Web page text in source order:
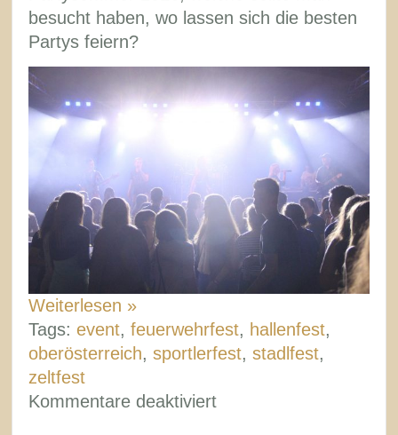
besucht haben, wo lassen sich die besten
Partys feiern?
Weiterlesen »
Tags: event, feuerwehrfest, hallenfest,
oberösterreich, sportlerfest, stadlfest,
zeltfest
Kommentare deaktiviertfür